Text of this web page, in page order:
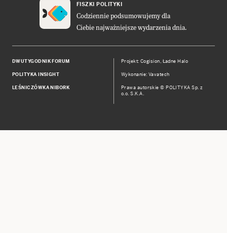
FISZKI POLITYKI
Codziennie podsumowujemy dla
Ciebie najważniejsze wydarzenia dnia.
DWUTYGODNIK FORUM
POLITYKA INSIGHT
LEŚNICZÓWKA NIBORK
Projekt:Cogision, Ładne Halo
Wykonanie: Vavatech
Prawa autorskie © POLITYKA Sp. z
o.o. S.K.A.